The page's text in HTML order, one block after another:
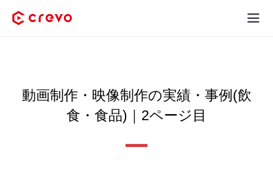
動画制作・映像制作の実績・事例(飲
食・食品)｜2ページ目